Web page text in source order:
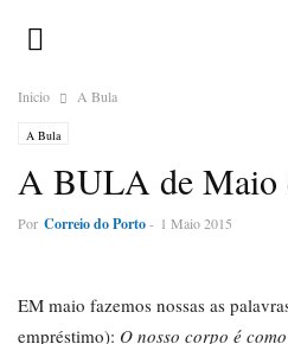
Inicio A Bula
A Bula
A BULA de Maio
Por Correio do Porto- 1 Maio 2015
EM maio fazemos nossas as
empréstimo): O nosso corpo é